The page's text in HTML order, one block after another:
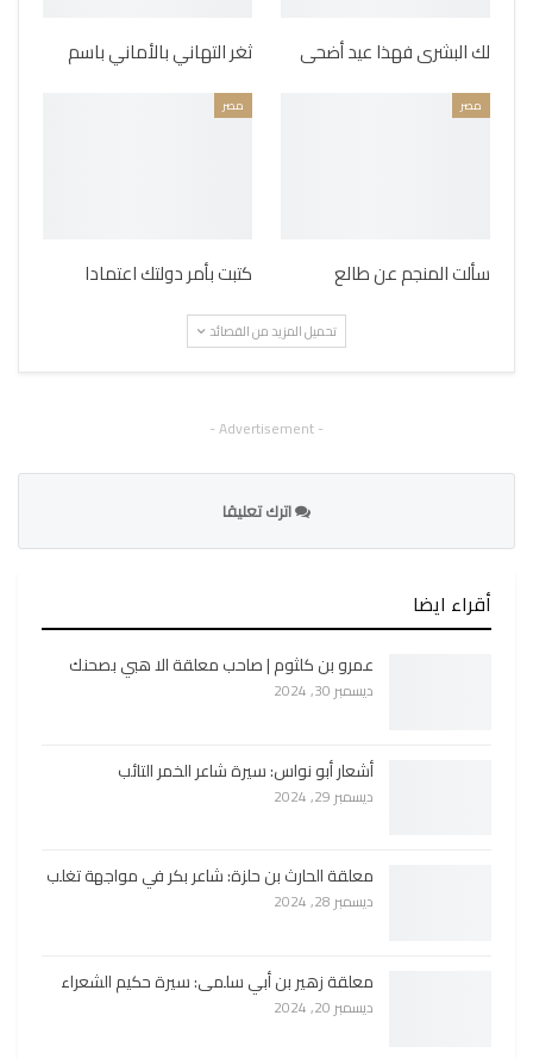
لك البشرى فهذا عيد أضحى ثغر التهاني بالأماني باسم
مصر
سألت المنجم عن طالع
مصر
كتبت بأمر دولتك اعتمادا
تحميل المزيد من القصائد
- Advertisement -
اترك تعليقا
أقراء ايضا
عمرو بن كلثوم | صاحب معلقة الا هبي بصحنك
ديسمبر 30, 2024
أشعار أبو نواس: سيرة شاعر الخمر التائب
ديسمبر 29, 2024
معلقة الحارث بن حلزة: شاعر بكر في مواجهة تغلب
ديسمبر 28, 2024
معلقة زهير بن أبي سلمى: سيرة حكيم الشعراء
ديسمبر 20, 2024